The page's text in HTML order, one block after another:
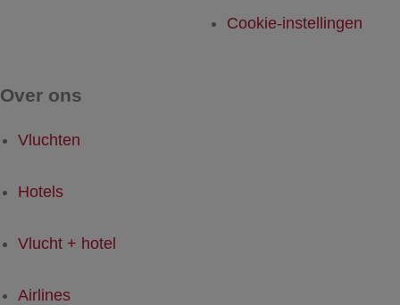
Cookie-instellingen
Over ons
Vluchten
Hotels
Vlucht + hotel
Airlines